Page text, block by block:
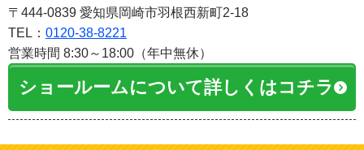
〒444-0839 愛知県岡崎市羽根西新町2-18
TEL： 0120-38-8221
営業時間 8:30～18:00（年中無休）
ショールームについて詳しくはコチラ